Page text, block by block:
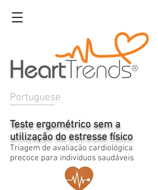
Portuguese
Teste ergométrico sem a
utilização do estresse físico
Triagem de avaliação cardiológica
precoce para indivíduos saudáveis